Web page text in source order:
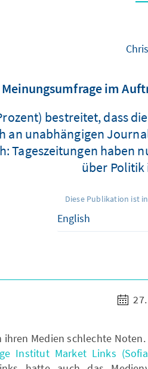
Meinungsumfrage im
bestreitet, dass
unabhängigen
Tageszeitungen
über
Diese Publikation ist
Medien schlechte Noten.
Institut Market Links